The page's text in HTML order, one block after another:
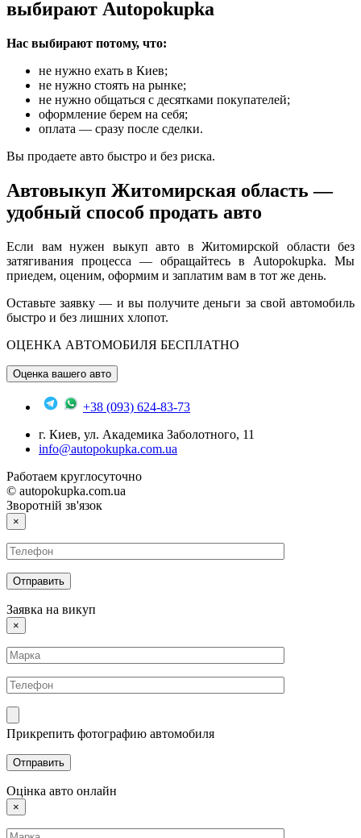
выбирают Autopokupka
Нас выбирают потому, что:
не нужно ехать в Киев;
не нужно стоять на рынке;
не нужно общаться с десятками покупателей;
оформление берем на себя;
оплата — сразу после сделки.
Вы продаете авто быстро и без риска.
Автовыкуп Житомирская область —
удобный способ продать авто
Если вам нужен выкуп авто в Житомирской области без
затягивания процесса — обращайтесь в Autopokupka. Мы
приедем, оценим, оформим и заплатим вам в тот же день.
Оставьте заявку — и вы получите деньги за свой автомобиль
быстро и без лишних хлопот.
ОЦЕНКА АВТОМОБИЛЯ БЕСПЛАТНО
Оценка вашего авто
+38 (093) 624-83-73
г. Киев, ул. Академика Заболотного, 11
info@autopokupka.com.ua
Работаем круглосуточно
© autopokupka.com.ua
Зворотній зв'язок
×
Заявка на викуп
×
Прикрепить фотографию автомобиля
Оцінка авто онлайн
×